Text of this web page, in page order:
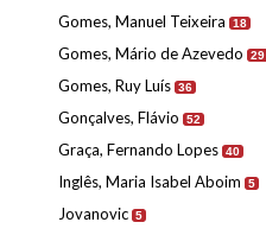
Gomes, Manuel Teixeira 18
Gomes, Mário de Azevedo 29
Gomes, Ruy Luís 36
Gonçalves, Flávio 52
Graça, Fernando Lopes 40
Inglês, Maria Isabel Aboim 5
Jovanovic 5